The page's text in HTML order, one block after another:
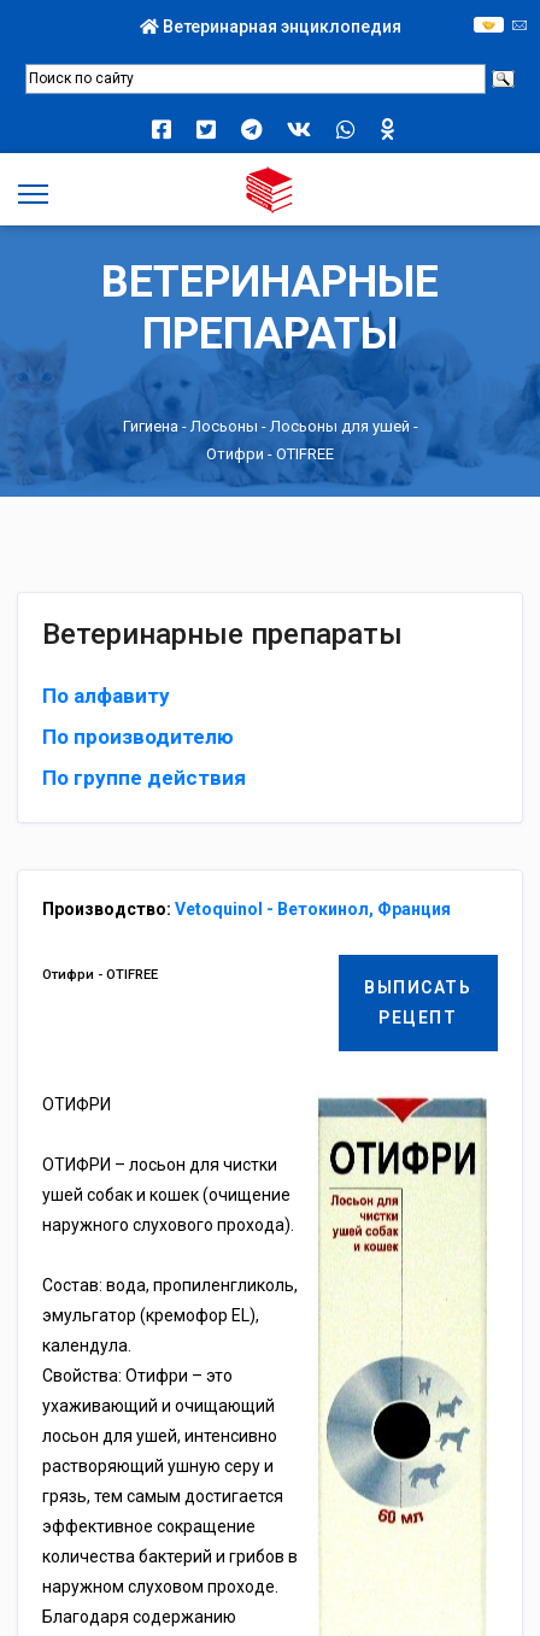
Ветеринарная энциклопедия
ВЕТЕРИНАРНЫЕ
ПРЕПАРАТЫ
Гигиена - Лосьоны - Лосьоны для ушей -
Отифри - OTIFREE
Ветеринарные препараты
По алфавиту
По производителю
По группе действия
Производство: Vetoquinol - Ветокинол, Франция
ВЫПИСАТЬ
РЕЦЕПТ
Отифри - OTIFREE
ОТИФРИ
ОТИФРИ – лосьон для чистки
ушей собак и кошек (очищение
наружного слухового прохода).
Состав: вода, пропиленгликоль,
эмульгатор (кремофор EL),
календула.
Свойства: Отифри – это
ухаживающий и очищающий
лосьон для ушей, интенсивно
растворяющий ушную серу и
грязь, тем самым достигается
эффективное сокращение
количества бактерий и грибов в
наружном слуховом проходе.
Благодаря содержанию